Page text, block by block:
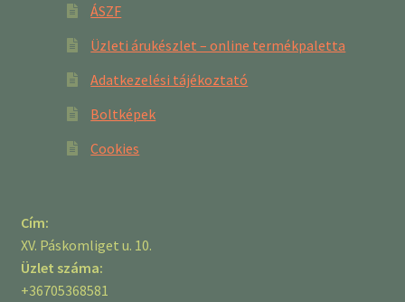
ÁSZF
Üzleti árukészlet – online termékpaletta
Adatkezelési tájékoztató
Boltképek
Cookies
Cím:
XV. Páskomliget u. 10.
Üzlet száma:
+36705368581